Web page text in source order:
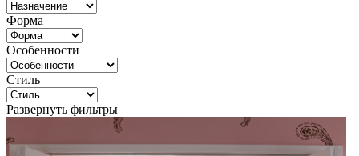
Форма
Особенности
Стиль
Развернуть фильтры